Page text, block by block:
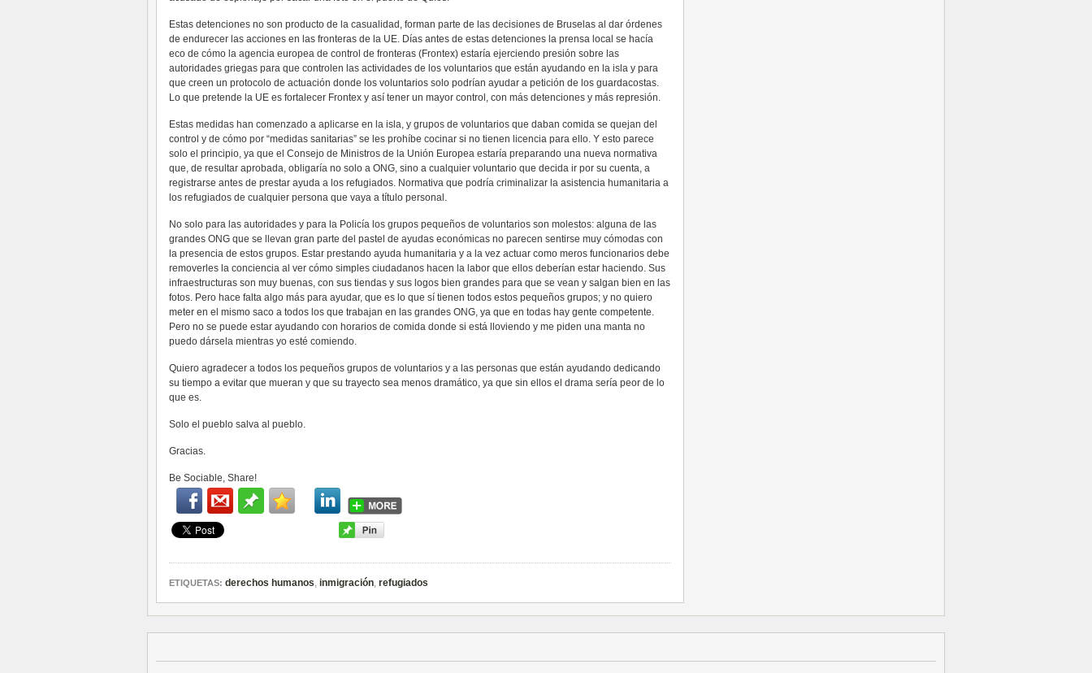
Estas detenciones no son producto de la casualidad, forman parte de las decisiones de Bruselas al dar órdenes
de endurecer las acciones en las fronteras de la UE. Días antes de estas detenciones la prensa local se hacía
eco de cómo la agencia europea de control de fronteras (Frontex) estaría ejerciendo presión sobre las
autoridades griegas para que controlen las actividades de los voluntarios que están ayudando en la isla y para
que creen un protocolo de actuación donde los voluntarios solo podrían ayudar a petición de los guardacostas.
Lo que pretende la UE es fortalecer Frontex y así tener un mayor control, con más detenciones y más represión.
Estas medidas han comenzado a aplicarse en la isla, y grupos de voluntarios que daban comida se quejan del
control y de cómo por “medidas sanitarias” se les prohíbe cocinar si no tienen licencia para ello. Y esto parece
solo el principio, ya que el Consejo de Ministros de la Unión Europea estaría preparando una nueva normativa
que, de resultar aprobada, obligaría no solo a ONG, sino a cualquier voluntario que decida ir por su cuenta, a
registrarse antes de prestar ayuda a los refugiados. Normativa que podría criminalizar la asistencia humanitaria a
los refugiados de cualquier persona que vaya a título personal.
No solo para las autoridades y para la Policía los grupos pequeños de voluntarios son molestos: alguna de las
grandes ONG que se llevan gran parte del pastel de ayudas económicas no parecen sentirse muy cómodas con
la presencia de estos grupos. Estar prestando ayuda humanitaria y a la vez actuar como meros funcionarios debe
removerles la conciencia al ver cómo simples ciudadanos hacen la labor que ellos deberían estar haciendo. Sus
infraestructuras son muy buenas, con sus tiendas y sus logos bien grandes para que se vean y salgan bien en las
fotos. Pero hace falta algo más para ayudar, que es lo que sí tienen todos estos pequeños grupos; y no quiero
meter en el mismo saco a todos los que trabajan en las grandes ONG, ya que en todas hay gente competente.
Pero no se puede estar ayudando con horarios de comida donde si está lloviendo y me piden una manta no
puedo dársela mientras yo esté comiendo.
Quiero agradecer a todos los pequeños grupos de voluntarios y a las personas que están ayudando dedicando
su tiempo a evitar que mueran y que su trayecto sea menos dramático, ya que sin ellos el drama sería peor de lo
que es.
Solo el pueblo salva al pueblo.
Gracias.
Be Sociable, Share!
ETIQUETAS: derechos humanos, inmigración, refugiados